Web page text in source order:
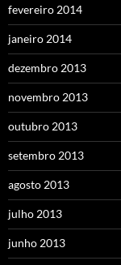
fevereiro 2014
janeiro 2014
dezembro 2013
novembro 2013
outubro 2013
setembro 2013
agosto 2013
julho 2013
junho 2013